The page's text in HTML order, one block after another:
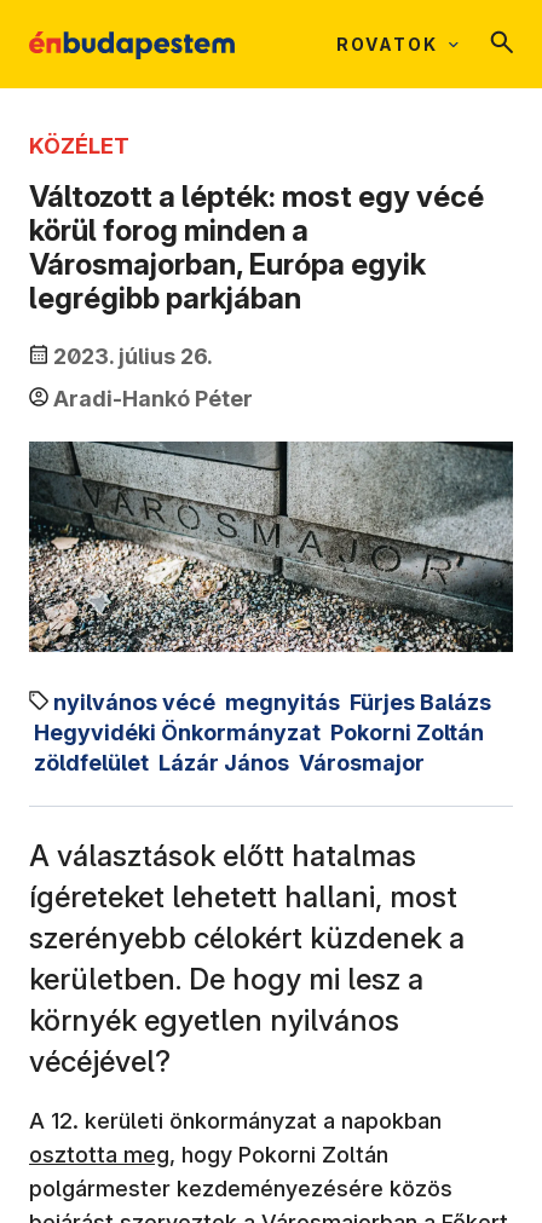
ROVATOK
KÖZÉLET
Változott a lépték: most egy vécé
körül forog minden a
Városmajorban, Európa egyik
legrégibb parkjában
2023. július 26.
Aradi-Hankó Péter
nyilvános vécé megnyitás Fürjes Balázs
Hegyvidéki Önkormányzat Pokorni Zoltán
zöldfelület Lázár János Városmajor
A választások előtt hatalmas
ígéreteket lehetett hallani, most
szerényebb célokért küzdenek a
kerületben. De hogy mi lesz a
környék egyetlen nyilvános
vécéjével?
A 12. kerületi önkormányzat a napokban
osztotta meg, hogy Pokorni Zoltán
polgármester kezdeményezésére közös